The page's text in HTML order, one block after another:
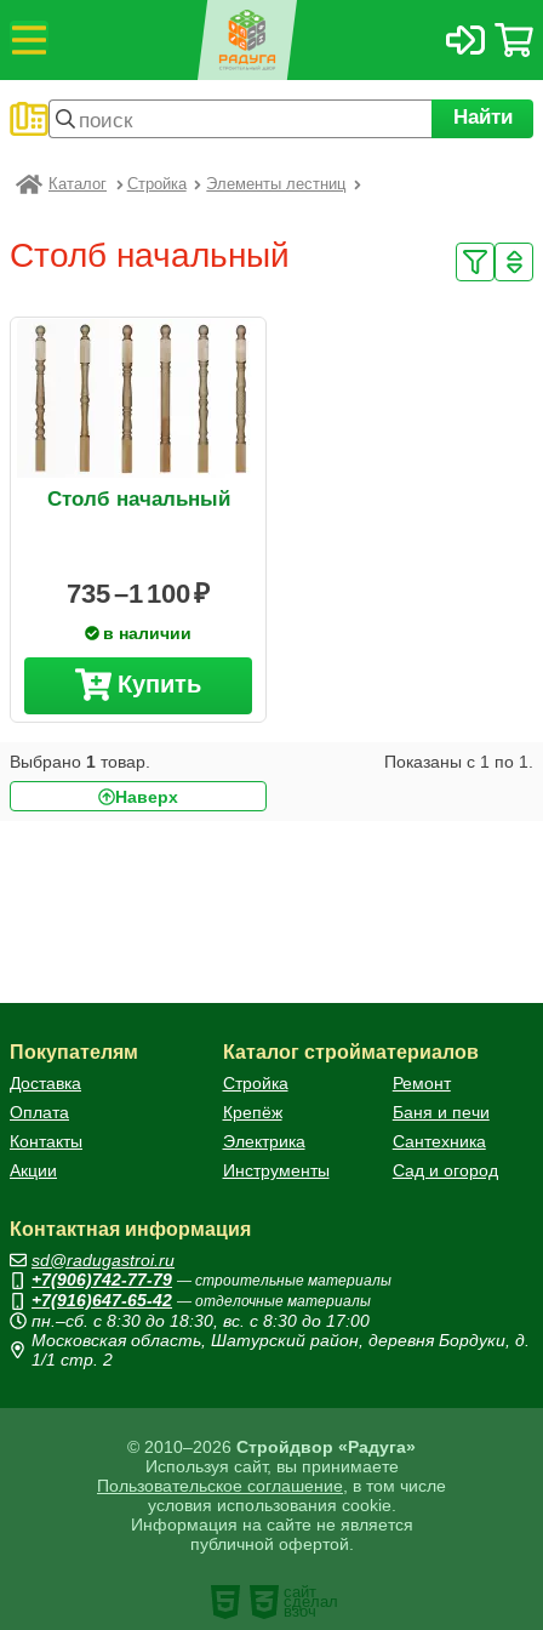
Найти
Каталог Стройка Элементы лестниц
Столб начальный
Столб начальный
735 –1 100
в наличии
Купить
Выбрано 1 товар. Показаны с 1 по 1.
Наверх
© 2010–2026 Стройдвор «Радуга»
Используя сайт, вы принимаете
Пользовательское соглашение , в том числе
условия использования cookie.
Информация на сайте не является
публичной офертой.
Покупателям
Доставка
Оплата
Контакты
Акции
Каталог стройматериалов
Стройка
Ремонт
Крепёж
Баня и печи
Электрика
Сантехника
Инструменты
Сад и огород
Контактная информация
sd@radugastroi.ru
+7(906)742-77-79 — строительные материалы
+7(916)647-65-42 — отделочные материалы
пн.–сб. с 8:30 до 18:30, вс. с 8:30 до 17:00
Московская область, Шатурский район, деревня Бордуки, д.
1/1 стр. 2